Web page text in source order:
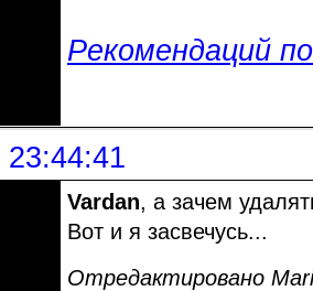
Рекомендаций
23:44:41
Vardan, а зачем
Вот и я засвечусь...
Отредактировано